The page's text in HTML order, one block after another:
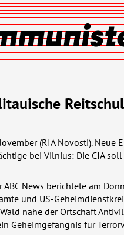
(RIANovosti). Neue
bei Vilnius: Die CIAsoll
ABCNews berichtete am
und US-
nahe der Ortschaft
Geheimgefängnis für